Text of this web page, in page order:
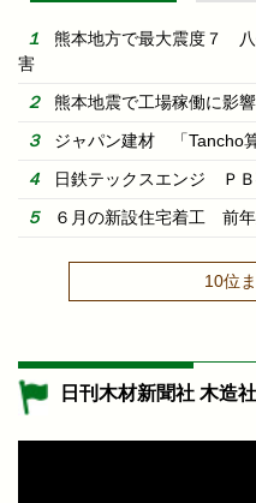
熊本地方で最大震度７
害
熊本地震で工場稼働に影
ジャパン建材 「Tancho
日鉄テックスエンジ Ｐ
６月の新設住宅着工 前年
10位
日刊木材新聞社 木造